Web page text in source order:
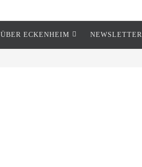
ÜBER ECKENHEIM NEWSLETTER